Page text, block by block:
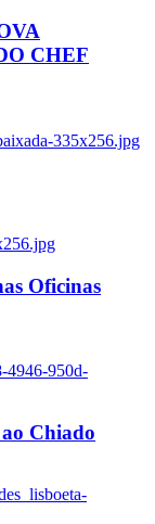
CHEF
335x256.jpg
Oficinas
4946-950d-
ao Chiado